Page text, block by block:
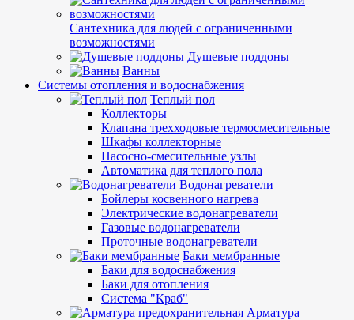
Сантехника для людей с ограниченными
возможностями
Душевые поддоны
Ванны
Системы отопления и водоснабжения
Теплый пол
Коллекторы
Клапана трехходовые термосмесительные
Шкафы коллекторные
Насосно-смесительные узлы
Автоматика для теплого пола
Водонагреватели
Бойлеры косвенного нагрева
Электрические водонагреватели
Газовые водонагреватели
Проточные водонагреватели
Баки мембранные
Баки для водоснабжения
Баки для отопления
Система "Краб"
Арматура